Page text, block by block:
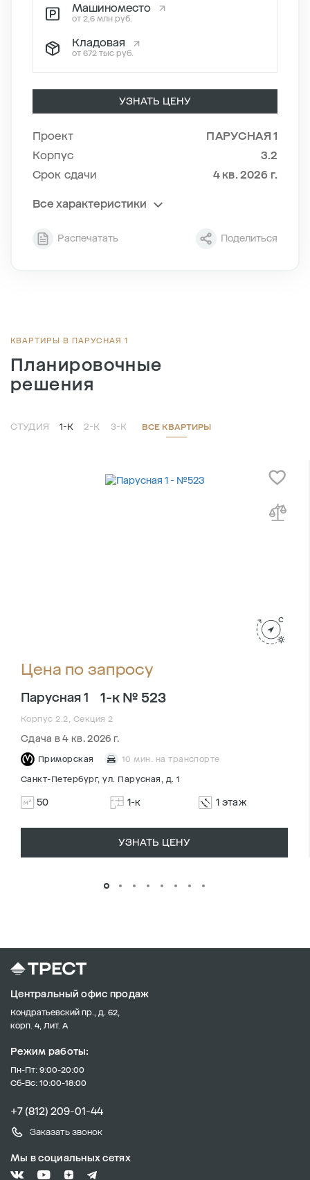
Машиноместо
от 2,6 млн руб.
Кладовая
от 672 тыс руб.
УЗНАТЬ ЦЕНУ
Проект
ПАРУСНАЯ 1
Корпус
3.2
Срок сдачи
4 кв. 2026 г.
Все характеристики
Секция
3
Распечатать Поделиться
КВАРТИРЫ В ПАРУСНАЯ 1
Планировочные
решения
СТУДИЯ 1-К 2-К 3-К ВСЕ КВАРТИРЫ
Цена по запросу
Парусная 1 1-к № 523
Корпус 2.2, Секция 2
Сдача в 4 кв. 2026 г.
Приморская 10 мин. на транспорте
Санкт-Петербург, ул. Парусная, д. 1
50 1-к 1 этаж
УЗНАТЬ ЦЕНУ
Центральный офис продаж
Кондратьевский пр., д. 62,
корп. 4, Лит. А
Режим работы:
Пн-Пт: 9:00-20:00
Сб-Вс: 10:00-18:00
+7 (812) 209-01-44
Заказать звонок
Мы в социальных сетях